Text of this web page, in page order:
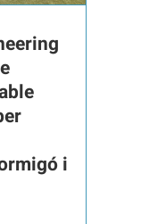
i